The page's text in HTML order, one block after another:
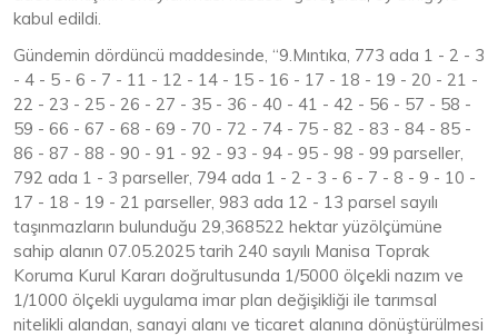
kabul edildi.
Gündemin dördüncü maddesinde, “9.Mıntıka, 773 ada 1 - 2 - 3
- 4 - 5 - 6 - 7 - 11 - 12 - 14 - 15 - 16 - 17 - 18 - 19 - 20 - 21 -
22 - 23 - 25 - 26 - 27 - 35 - 36 - 40 - 41 - 42 - 56 - 57 - 58 -
59 - 66 - 67 - 68 - 69 - 70 - 72 - 74 - 75 - 82 - 83 - 84 - 85 -
86 - 87 - 88 - 90 - 91 - 92 - 93 - 94 - 95 - 98 - 99 parseller,
792 ada 1 - 3 parseller, 794 ada 1 - 2 - 3 - 6 - 7 - 8 - 9 - 10 -
17 - 18 - 19 - 21 parseller, 983 ada 12 - 13 parsel sayılı
taşınmazların bulunduğu 29,368522 hektar yüzölçümüne
sahip alanın 07.05.2025 tarih 240 sayılı Manisa Toprak
Koruma Kurul Kararı doğrultusunda 1/5000 ölçekli nazım ve
1/1000 ölçekli uygulama imar plan değişikliği ile tarımsal
nitelikli alandan, sanayi alanı ve ticaret alanına dönüştürülmesi